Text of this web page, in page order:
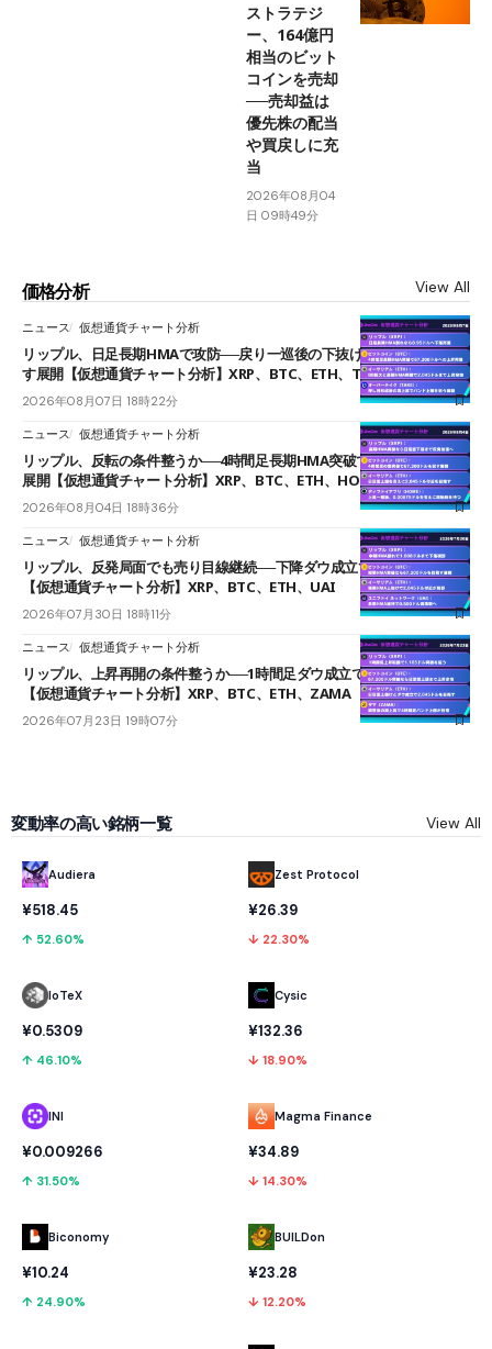
ストラテジ
ー、164億円
相当のビット
コインを売却
──売却益は
優先株の配当
や買戻しに充
当
2026年08月04
日 09時49分
価格分析 View All
ニュース 仮想通貨チャート分析
リップル、日足長期HMAで攻防──戻り一巡後の下抜けで0.95ドルを試
す展開【仮想通貨チャート分析】XRP、BTC、ETH、TAKE
2026年08月07日 18時22分
ニュース 仮想通貨チャート分析
リップル、反転の条件整うか──4時間足長期HMA突破で雲下端を目指す
展開【仮想通貨チャート分析】XRP、BTC、ETH、HOME
2026年08月04日 18時36分
ニュース 仮想通貨チャート分析
リップル、反発局面でも売り目線継続──下降ダウ成立で下値追う展開
【仮想通貨チャート分析】XRP、BTC、ETH、UAI
2026年07月30日 18時11分
ニュース 仮想通貨チャート分析
リップル、上昇再開の条件整うか──1時間足ダウ成立で1.185ドルを狙う
【仮想通貨チャート分析】XRP、BTC、ETH、ZAMA
2026年07月23日 19時07分
変動率の高い銘柄一覧 View All
Audiera
¥518.45
↑ 52.60%
IoTeX
¥0.5309
↑ 46.10%
INI
¥0.009266
↑ 31.50%
Biconomy
¥10.24
↑ 24.90%
Zest Protocol
¥26.39
↓ 22.30%
Cysic
¥132.36
↓ 18.90%
Magma Finance
¥34.89
↓ 14.30%
BUILDon
¥23.28
↓ 12.20%